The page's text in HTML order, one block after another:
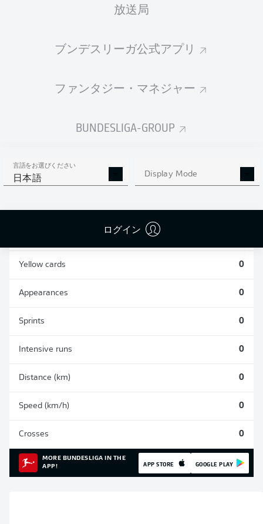
放送局
ブンデスリーガ公式アプリ
ファンタジー・マネジャー
BUNDESLIGA-GROUP
言語をお選びください
日本語 Display Mode
ログイン
2018/2019
統計 シーズン 2018/2019
AERIAL DUELS
WON
Yellow cards 0
Appearances 0
Sprints 0
Intensive runs 0
Distance (km) 0
Speed (km/h) 0
Crosses 0
MORE BUNDESLIGA IN THE
APP!
APP STORE GOOGLE PLAY